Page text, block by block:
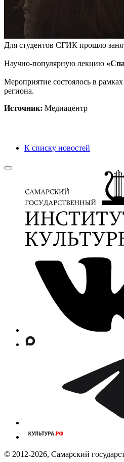
Для студентов СГИК прошло
Научно-популярную лекцию
Мероприятие состоялось в
региона.
Источник: Медиацентр
К списку новостей
© 2012-2026, Самарский